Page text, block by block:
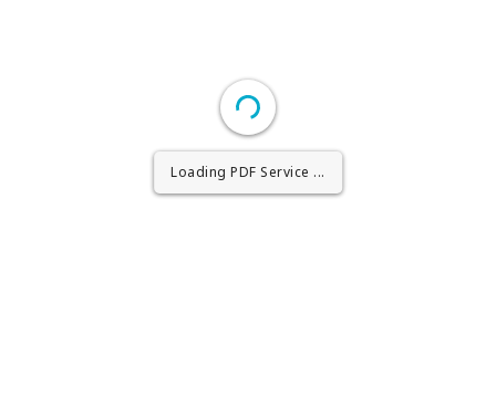
Loading PDF Worker ...
Loading PDF Service ...